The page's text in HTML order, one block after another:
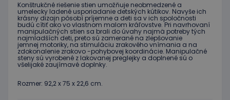
Konštrukčné riešenie stien umožňuje neobmedzené a
umelecky ladené usporiadanie detských kútikov. Navyše ich
krásny dizajn pôsobí príjemne a deti sa v ich spoločnosti
budú cítiť ako vo vlastnom malom kráľovstve. Pri navrhovaní
manipulačných stien sa brali do úvahy najmä potreby tých
najmladších deti, preto sú zamerané na zlepšovanie
jemnej motoriky, na stimuláciu zrakového vnímania a na
zdokonalenie zrakovo -pohybovej koordinácie. Manipulačné
steny sú vyrobené z lakovanej preglejky a doplnené sú o
všelijaké zaujímavé doplnky.
Rozmer: 92,2 x 75 x 22,6 cm.